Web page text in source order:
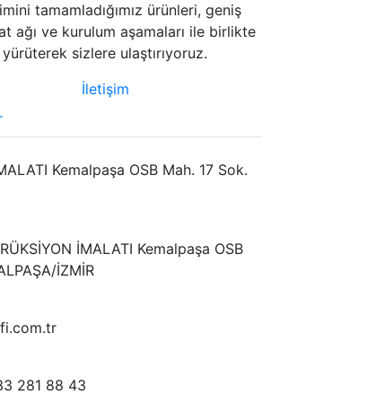
tamamladığımız ürünleri, geniş
ağı ve kurulum aşamaları ile birlikte
yürüterek sizlere ulaştırıyoruz.
İletişim
Kemalpaşa OSB Mah. 17 Sok.
İMALATI Kemalpaşa OSB
İZMİR
281 88 43